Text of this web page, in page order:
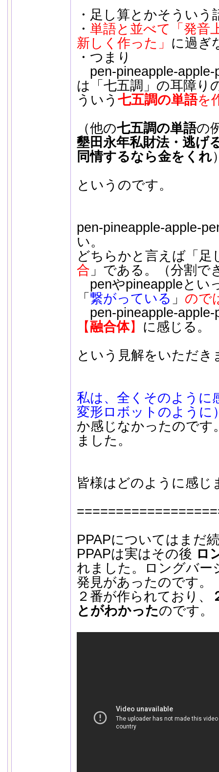
・足し算とかそういう
・ 単語と並べて「発音
新しく作った」 に過ぎ
・つまり
pen-pineapple-apple-
は「七五調」の耳障り
ういう 七五調の単語を
（他の七五調の単語の
墾田永年私財法・逃げ
同情するなら金をくれ
というのです。
pen-pineapple-apple-
い。
どちらかと言えば「足
合 」である。（分割
penやpineappleとい
「 繋がっている 」 ので
pen-pineapple-apple-
【融合体】 に感じる。
という見解をいただき
私は、全くそのように
変形ロボットのように
か感じなかったのです
ました。
皆様はどのように感じ
PPAPについてはまだ
PPAPは実はその後 ロ
れました。ロングバー
発見があったのです。
２番が作られており、
とがわかったのです。